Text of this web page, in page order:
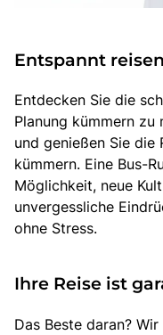
Entspannt
Entdecken Sie die
Planung kümmern zu
und genießen Sie die
kümmern. Eine Bus-
Möglichkeit, neue
unvergessliche
ohne Stress.
Ihre Reise ist
Das Beste daran?